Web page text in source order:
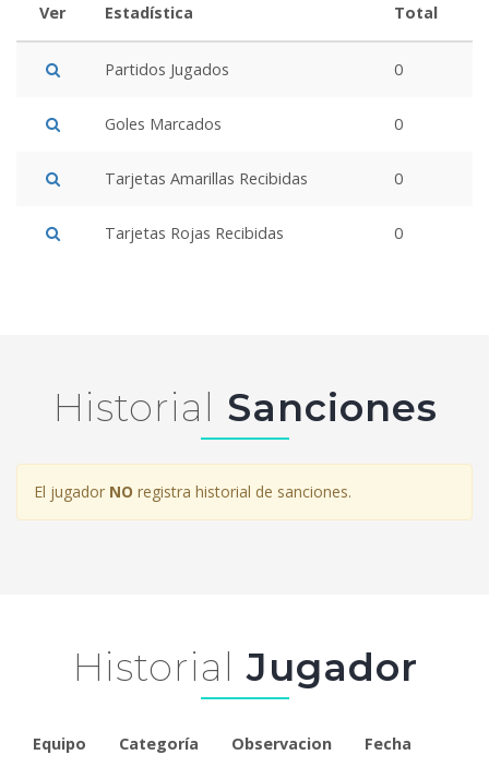
Ver Estadística Total
Partidos Jugados 0
Goles Marcados 0
Tarjetas Amarillas Recibidas 0
Tarjetas Rojas Recibidas 0
Historial Sanciones
El jugador NO registra historial de sanciones.
Historial Jugador
Equipo Categoría Observacion Fecha